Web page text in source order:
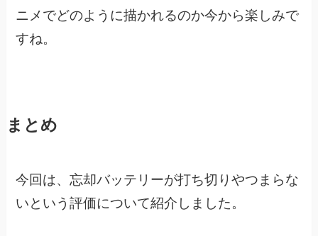
ニメでどのように描かれるのか今から楽しみで
すね。
まとめ
今回は、忘却バッテリーが打ち切りやつまらな
いという評価について紹介しました。